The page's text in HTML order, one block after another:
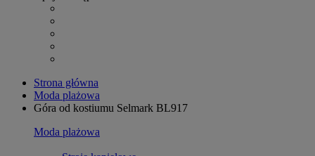
Strona główna
Moda plażowa
Góra od kostiumu Selmark BL917
Moda plażowa